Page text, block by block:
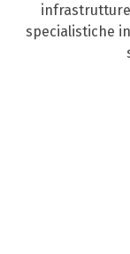
specialistiche